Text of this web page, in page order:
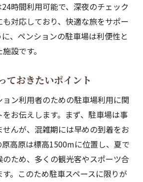
時間利用可能で、深夜のチェック
対応しており、快適な旅をサポー
に、ペンションの駐車場は利便性と
設です。
ておきたいポイント
ン利用者のための駐車場利用に関
お伝えします。まず、駐車場は事
んが、混雑期には早めの到着をお
高原は標高1500mに位置し、夏で
ため、多くの観光客やスポーツ合
。このため駐車スペースに限りが